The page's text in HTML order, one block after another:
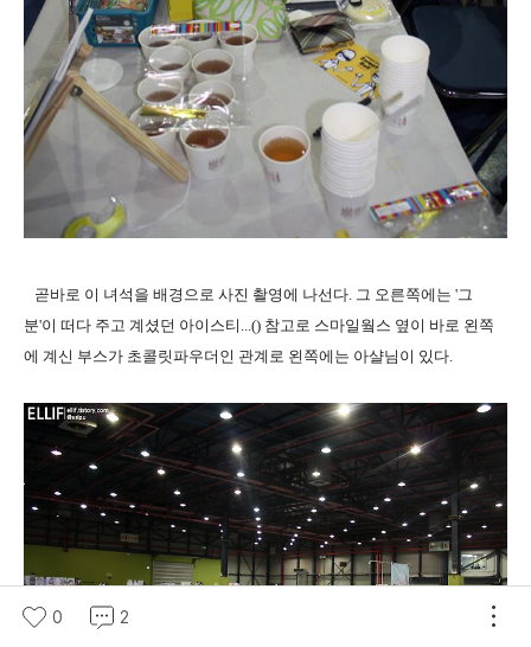
곧바로 이 녀석을 배경으로 사진 촬영에 나선다. 그 오른쪽에는 '그
분'이 떠다 주고 계셨던 아이스티...() 참고로 스마일웤스 옆이 바로 왼쪽
에 계신 부스가 초콜릿파우더인 관계로 왼쪽에는 아샬님이 있다.
0 2